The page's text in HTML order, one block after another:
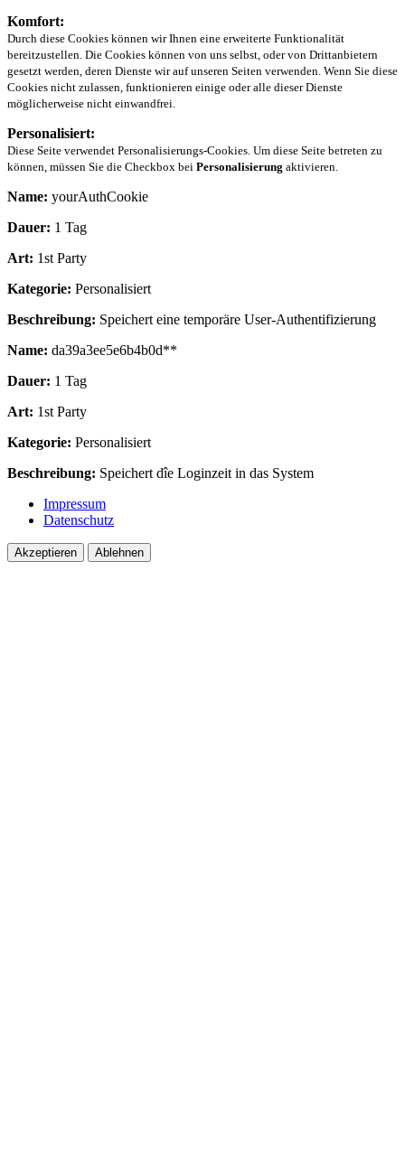
Komfort:
Durch diese Cookies können wir Ihnen eine erweiterte Funktionalität
bereitzustellen. Die Cookies können von uns selbst, oder von Drittanbietern
gesetzt werden, deren Dienste wir auf unseren Seiten verwenden. Wenn Sie diese
Cookies nicht zulassen, funktionieren einige oder alle dieser Dienste
möglicherweise nicht einwandfrei.
Personalisiert:
Diese Seite verwendet Personalisierungs-Cookies. Um diese Seite betreten zu
können, müssen Sie die Checkbox bei Personalisierung aktivieren.
Name: yourAuthCookie
Dauer: 1 Tag
Art: 1st Party
Kategorie: Personalisiert
Beschreibung: Speichert eine temporäre User-Authentifizierung
Name: da39a3ee5e6b4b0d**
Dauer: 1 Tag
Art: 1st Party
Kategorie: Personalisiert
Beschreibung: Speichert dîe Loginzeit in das System
Impressum
Datenschutz
Akzeptieren Ablehnen